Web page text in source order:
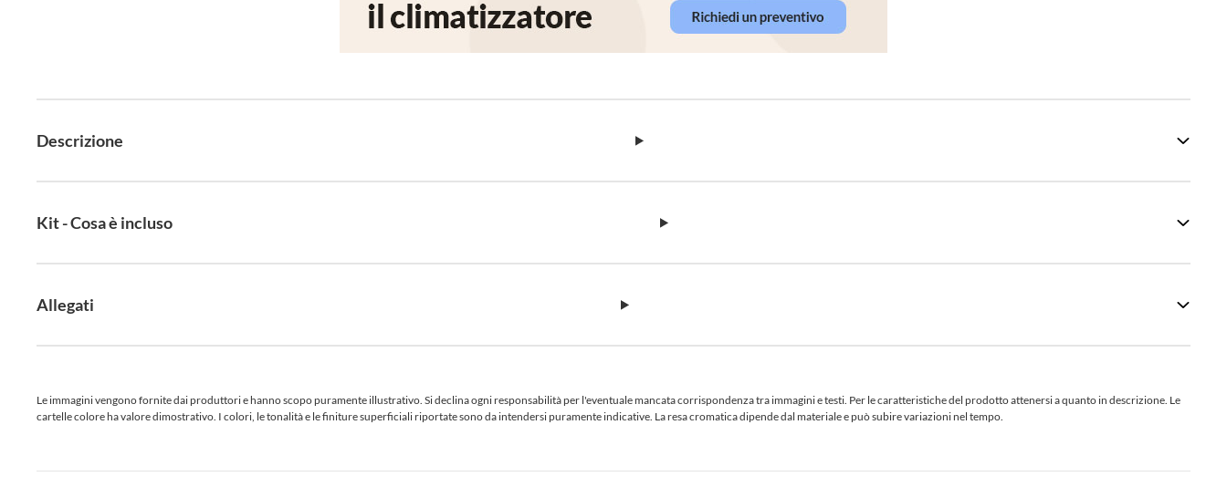
Descrizione
Kit - Cosa è incluso
Allegati
Le immagini vengono fornite dai produttori e hanno scopo puramente illustrativo. Si declina ogni responsabilità per l'eventuale mancata corrispondenza tra immagini e testi. Per le caratteristiche del prodotto attenersi a quanto in descrizione. Le
cartelle colore ha valore dimostrativo. I colori, le tonalità e le finiture superficiali riportate sono da intendersi puramente indicative. La resa cromatica dipende dal materiale e può subire variazioni nel tempo.